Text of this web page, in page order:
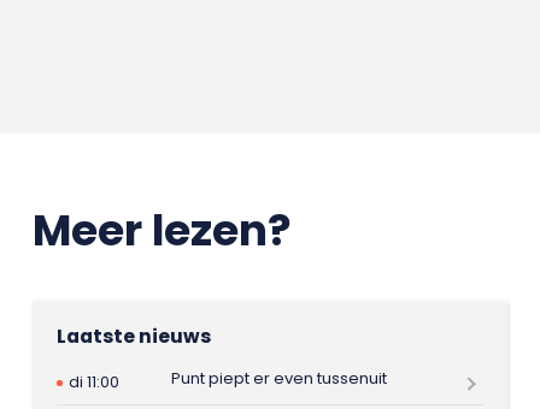
Meer lezen?
Laatste nieuws
di 11:00
Punt piept er even tussenuit